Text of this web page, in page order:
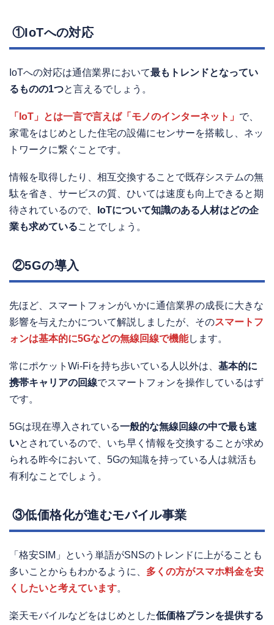
①IoTへの対応
IoTへの対応は通信業界において最もトレンドとなってい
るものの1つと言えるでしょう。
「IoT」とは一言で言えば「モノのインターネット」 で、
家電をはじめとした住宅の設備にセンサーを搭載し、ネッ
トワークに繋ぐことです。
情報を取得したり、相互交換することで既存システムの無
駄を省き、サービスの質、ひいては速度も向上できると期
待されているので、
IoTについて知識のある人材はどの企
業も求めていることでしょう。
②5Gの導入
先ほど、スマートフォンがいかに通信業界の成長に大きな
影響を与えたかについて解説しましたが、そのスマートフ
ォンは基本的に5Gなどの無線回線で機能します。
常にポケットWi-Fiを持ち歩いている人以外は、 基本的に
携帯キャリアの回線でスマートフォンを操作しているはず
です。
5Gは現在導入されている一般的な無線回線の中で最も速
いとされているので、いち早く情報を交換することが求め
られる昨今において、5Gの知識を持っている人は就活も
有利なことでしょう。
③低価格化が進むモバイル事業
「格安SIM」という単語がSNSのトレンドに上がることも
多いことからもわかるように、 多くの方がスマホ料金を安
くしたいと考えています。
楽天モバイルなどをはじめとした低価格プランを提供する